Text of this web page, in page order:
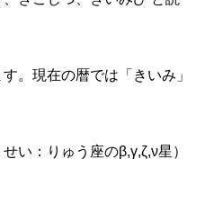
。現在の暦では「きいみ」
い：りゅう座のβ,γ,ζ,ν星）